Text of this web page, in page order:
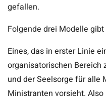
gefallen.
Folgende drei Modelle gibt
Eines, das in erster Linie
organisatorischen Bereich
und der Seelsorge für alle
Ministranten vorsieht.